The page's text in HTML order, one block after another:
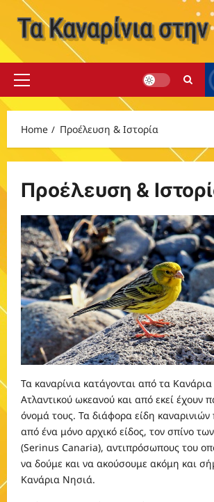
content
Primary
Home Προέλευση & Iστορία
Προέλευση &
Τα καναρίνια κατάγονται από τα
Ατλαντικού ωκεανού και από εκεί έχουν
όνομά τους. Τα διάφορα είδη καναρινιών
από ένα μόνο αρχικό είδος, τον σπίνο
(Serinus Canaria), αντιπρόσωπους του
να δούμε και να ακούσουμε ακόμη και
Κανάρια Νησιά.